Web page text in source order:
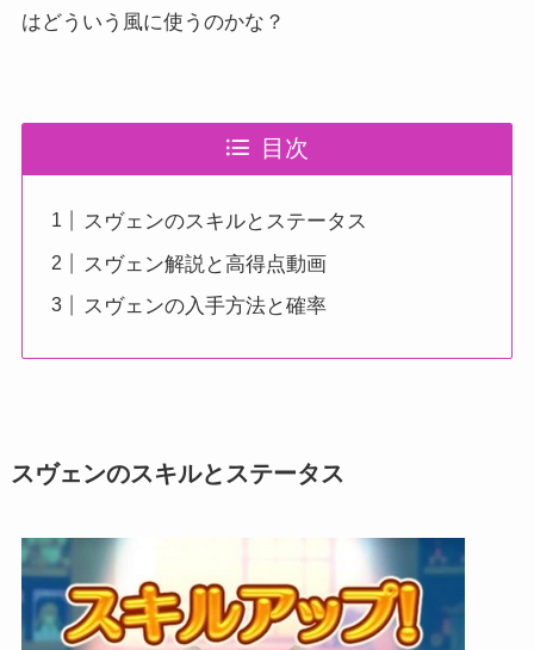
はどういう風に使うのかな？
目次
スヴェンのスキルとステータス
スヴェン解説と高得点動画
スヴェンの入手方法と確率
スヴェンのスキルとステータス